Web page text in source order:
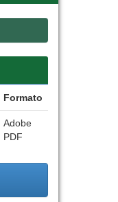
Formato
Adobe
PDF